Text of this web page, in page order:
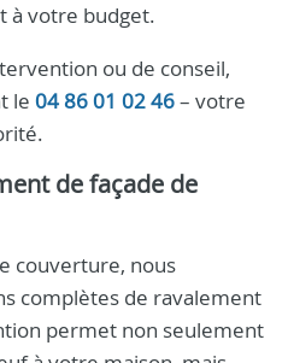
à votre budget.
ou de conseil,
le 04 86 01 02 46– votre
de façade de
couverture, nous
complètes de ravalement
permet non seulement